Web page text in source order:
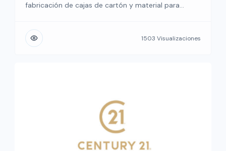
fabricación de cajas de cartón y material para
y más de 70 años de experiencia. ¡Vendemos desde
una pieza! Tenemos presencia en distintos puntos
1503 Visualizaciones